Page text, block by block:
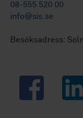
08-555 520 00
info@sis.se
Besöksadress:
Facebook